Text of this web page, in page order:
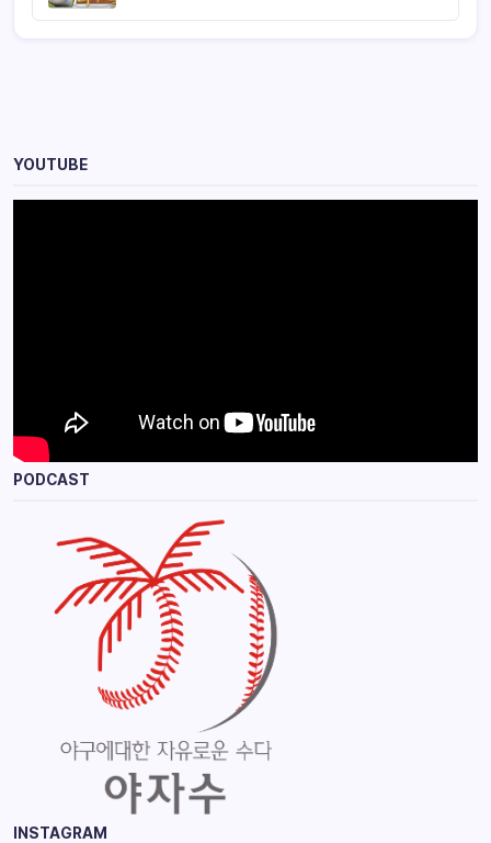
YOUTUBE
PODCAST
INSTAGRAM